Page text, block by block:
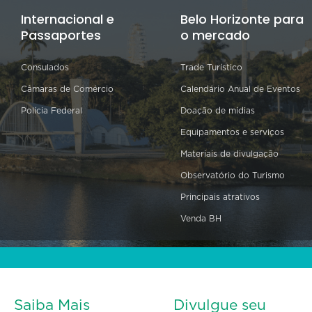
Internacional e
Passaportes
Consulados
Câmaras de Comércio
Polícia Federal
Belo Horizonte para
o mercado
Trade Turístico
Calendário Anual de Eventos
Doação de mídias
Equipamentos e serviços
Materiais de divulgação
Observatório do Turismo
Principais atrativos
Venda BH
Saiba Mais Divulgue seu